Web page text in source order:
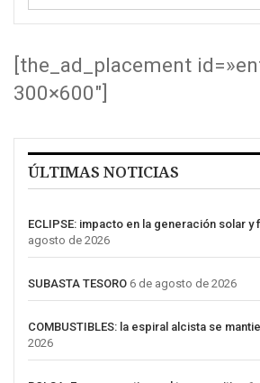
[the_ad_placement
300×600″]
ÚLTIMAS NOTICIAS
ECLIPSE: impacto en la generación solar
agosto de 2026
SUBASTA TESORO 6 de agosto de 2026
COMBUSTIBLES: la espiral alcista se
2026